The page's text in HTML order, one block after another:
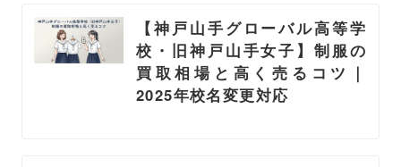
【神戸山手グローバル高等学
校・旧神戸山手女子】制服の
買取相場と高く売るコツ｜
2025年校名変更対応